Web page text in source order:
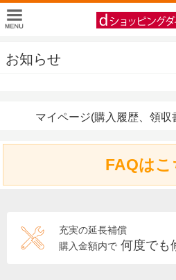
お知らせ
マイページ(購入履歴、領収
FAQはこ
充実の延長補償
購入金額内で 何度でも